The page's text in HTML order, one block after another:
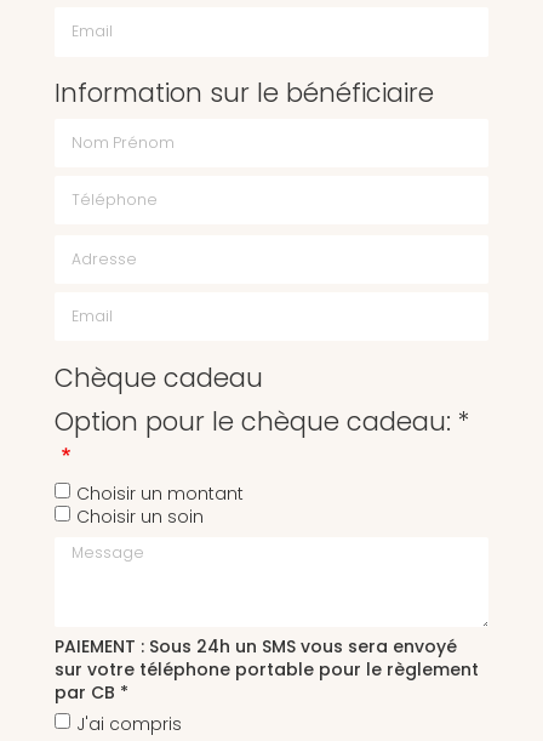
Information sur le bénéficiaire
Chèque cadeau
Option pour le chèque cadeau: *
Choisir un montant
Choisir un soin
Message
PAIEMENT : Sous 24h un SMS vous sera envoyé
sur votre téléphone portable pour le règlement
par CB *
J'ai compris